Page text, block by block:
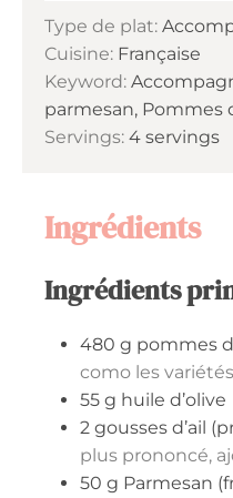
Type de plat:
Cuisine: Française
Keyword:
parmesan, Pommes
Servings: 4 servings
Ingrédients
Ingrédients
480 g pommes
como les
55 g huile d’olive
2 gousses d’ail
plus prononcé,
50 g Parmesan